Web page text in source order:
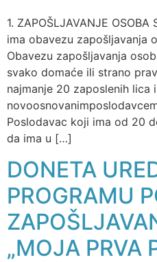
1. ZAPOŠLJAVANJE OSOBA
ima obavezu zapošljavanja
Obavezu zapošljavanja
svako domaće ili strano
najmanje 20 zaposlenih lica
Poslodavac koji ima od 20
da ima u […]
DONETA
PROGRAMU
„MOJA PRVA